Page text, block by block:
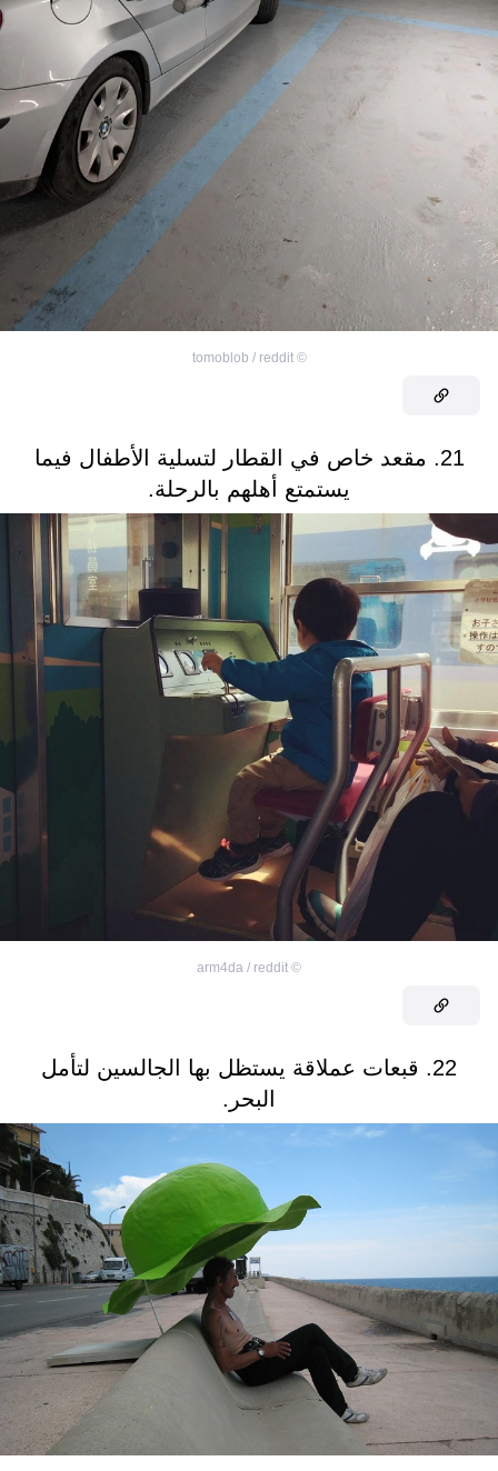
©
tomoblob / reddit
21. مقعد خاص في القطار لتسلية الأطفال فيما
يستمتع أهلهم بالرحلة.
©
arm4da / reddit
22. قبعات عملاقة يستظل بها الجالسين لتأمل
البحر.